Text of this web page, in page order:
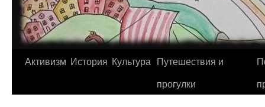
Активизм История Культура Путешествия и
прогулки